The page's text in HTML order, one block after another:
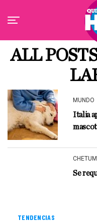
ALL
MUNDO
Italia
Se
TENDENCIAS